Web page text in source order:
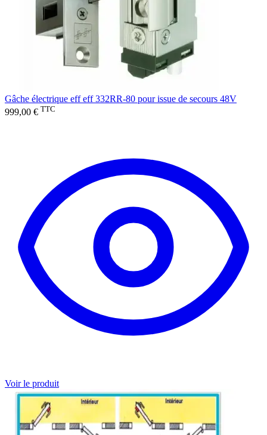
Gâche électrique eff eff 332RR-80 pour issue de secours 48V
999,00 € TTC
Voir le produit